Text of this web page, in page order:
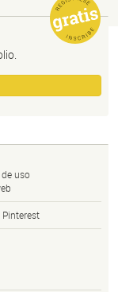
uso
Pinterest